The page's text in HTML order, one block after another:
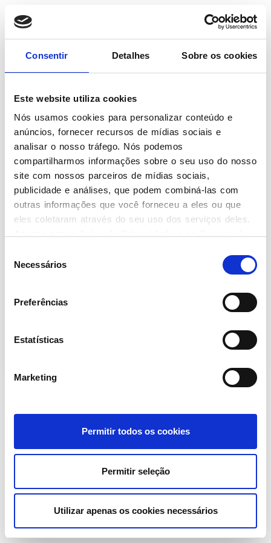
Consentir Detalhes Sobre os cookies
Este website utiliza cookies
Nós usamos cookies para personalizar conteúdo e
anúncios, fornecer recursos de mídias sociais e
analisar o nosso tráfego. Nós podemos
compartilharmos informações sobre o seu uso do nosso
site com nossos parceiros de mídias sociais,
publicidade e análises, que podem combiná-las com
outras informações que você forneceu a eles ou que
eles coletaram através do seu uso dos serviços deles.
clique em negar!
Necessários
Preferências
Estatísticas
Marketing
Permitir todos os cookies
Permitir seleção
Utilizar apenas os cookies necessários
SEGURANÇA DA INFORMAÇÃO
Segurança no uso de
smartphones no ambiente
corporativo
O site Security Report[1], apresenta
relevante artigo, sob o título “A importância
da política de segurança mobile”, donde
aborta a importância e os cuidados com o
na atualidade, os gadgets móveis tem
em um novo ambiente social, o virtual, e, o